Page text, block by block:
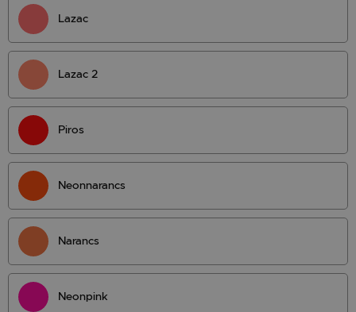
Lazac
Lazac 2
Piros
Neonnarancs
Narancs
Neonpink